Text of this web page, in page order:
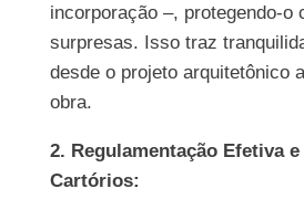
incorporação –, protegendo-o
surpresas. Isso traz
desde o projeto arquitetônico
obra.
2. Regulamentação Efetiva
Cartórios: